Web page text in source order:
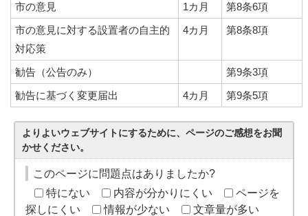
市の意見
1カ月
第8条6項
市の意見に対する設置者の自主的
対応策
4カ月 第8条8項
勧告（公告のみ）
第9条3項
勧告に基づく変更届出
4カ月 第9条5項
よりよいウェブサイトにするために、ページのご感想をお聞
かせください。
このページに問題点はありましたか?
特にない
内容が分かりにくい
ページを
探しにくい
情報が少ない 文章量が多い